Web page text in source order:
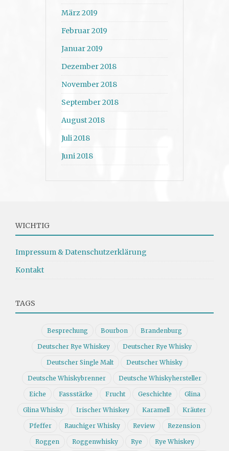
März 2019
Februar 2019
Januar 2019
Dezember 2018
November 2018
September 2018
August 2018
Juli 2018
Juni 2018
WICHTIG
Impressum & Datenschutzerklärung
Kontakt
TAGS
Besprechung Bourbon Brandenburg
Deutscher Rye Whiskey Deutscher Rye Whisky
Deutscher Single Malt Deutscher Whisky
Deutsche Whiskybrenner Deutsche Whiskyhersteller
Eiche Fassstärke Frucht Geschichte Glina
Glina Whisky Irischer Whiskey Karamell Kräuter
Pfeffer Rauchiger Whisky Review Rezension
Roggen Roggenwhisky Rye Rye Whiskey